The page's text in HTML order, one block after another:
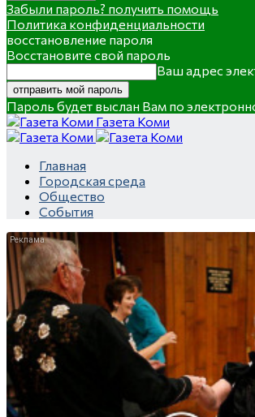
Забыли пароль? получить помощь
Политика конфиденциальности
восстановление пароля
Восстановите свой пароль
Ваш адрес
Пароль будет выслан Вам по
Газета Коми
Главная
Городская среда
Общество
События